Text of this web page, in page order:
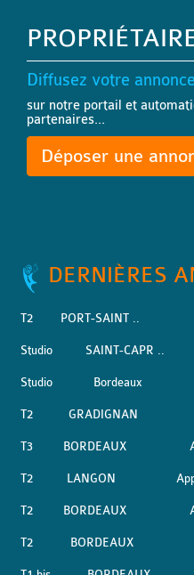
Diffusez votre
sur notre portail et
partenaires...
Déposer une
DERNIÈRES
T2 PORT-SAINT ..
Studio SAINT-CAPR ..
Studio Bordeaux
T2 GRADIGNAN
T3 BORDEAUX
T2 LANGON
T2 BORDEAUX
T2 BORDEAUX